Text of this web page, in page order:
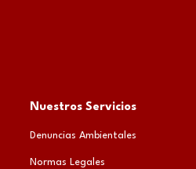
Nuestros Servicios
Denuncias Ambientales
Normas Legales